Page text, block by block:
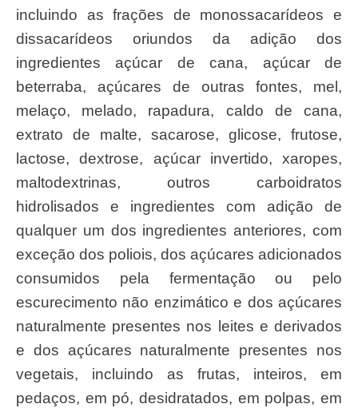
incluindo as frações de monossacarídeos e
dissacarídeos oriundos da adição dos
ingredientes açúcar de cana, açúcar de
beterraba, açúcares de outras fontes, mel,
melaço, melado, rapadura, caldo de cana,
extrato de malte, sacarose, glicose, frutose,
lactose, dextrose, açúcar invertido, xaropes,
maltodextrinas, outros carboidratos
hidrolisados e ingredientes com adição de
qualquer um dos ingredientes anteriores, com
exceção dos poliois, dos açúcares adicionados
consumidos pela fermentação ou pelo
escurecimento não enzimático e dos açúcares
naturalmente presentes nos leites e derivados
e dos açúcares naturalmente presentes nos
vegetais, incluindo as frutas, inteiros, em
pedaços, em pó, desidratados, em polpas, em